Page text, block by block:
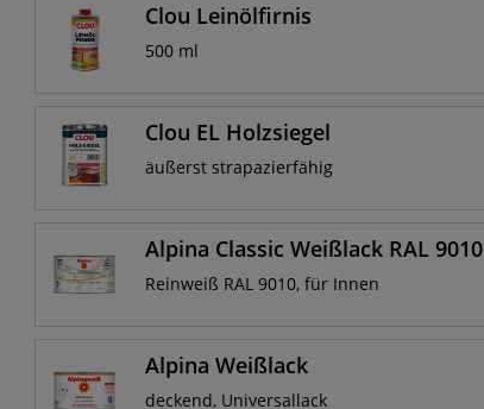
Clou Leinölfirnis
500 ml
Clou EL Holzsiegel
äußerst strapazierfähig
Alpina Classic Weißlack RAL 9010
Reinweiß RAL 9010, für Innen
Alpina Weißlack
deckend, Universallack